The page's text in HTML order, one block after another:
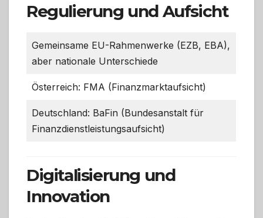
Regulierung und Aufsicht
Gemeinsame EU-Rahmenwerke (EZB, EBA),
aber nationale Unterschiede
Österreich: FMA (Finanzmarktaufsicht)
Deutschland: BaFin (Bundesanstalt für
Finanzdienstleistungsaufsicht)
Digitalisierung und
Innovation